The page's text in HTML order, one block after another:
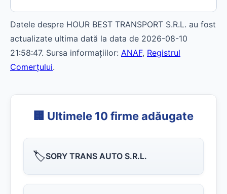
Datele despre HOUR BEST TRANSPORT S.R.L. au fost
actualizate ultima dată la data de 2026-08-10
21:58:47. Sursa informațiilor: ANAF, Registrul
Comerțului.
🏢 Ultimele 10 firme adăugate
🏷️SORY TRANS AUTO S.R.L.